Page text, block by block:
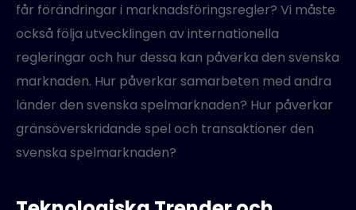
får förändringar i marknadsföringsregler? Vi måste
också följa utvecklingen av internationella
regleringar och hur dessa kan påverka den svenska
marknaden. Hur påverkar samarbeten med andra
länder den svenska spelmarknaden? Hur påverkar
gränsöverskridande spel och transaktioner den
svenska spelmarknaden?